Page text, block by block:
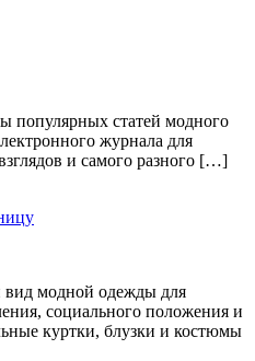
популярных статей модного
журнала для
и самого разного […]
модной одежды для
социального положения и
куртки, блузки и костюмы